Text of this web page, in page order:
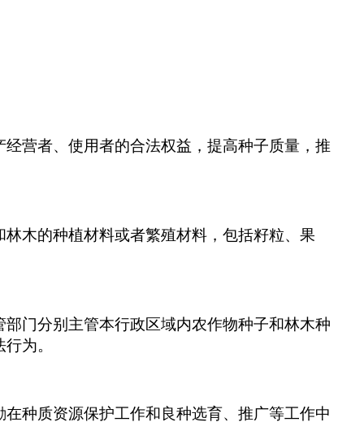
营者、使用者的合法权益，提高种子质量，推
木的种植材料或者繁殖材料，包括籽粒、果
门分别主管本行政区域内农作物种子和林木种
为。
种质资源保护工作和良种选育、推广等工作中